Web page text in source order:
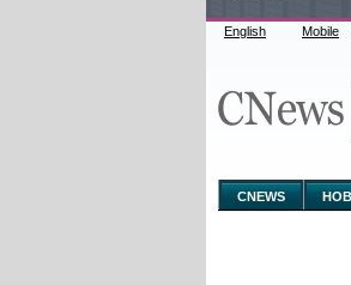
аналитике
English Mobile
CNEWS